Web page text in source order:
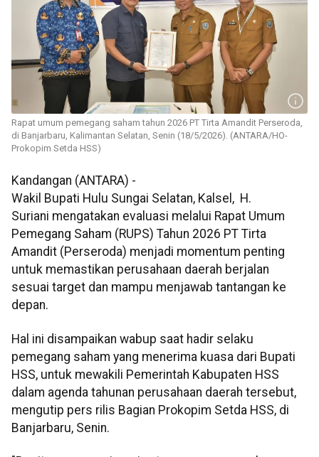
Rapat umum pemegang saham tahun 2026 PT Tirta Amandit Perseroda,
di Banjarbaru, Kalimantan Selatan, Senin (18/5/2026). (ANTARA/HO-
Prokopim Setda HSS)
Kandangan (ANTARA) -
Wakil Bupati Hulu Sungai Selatan, Kalsel, H.
Suriani mengatakan evaluasi melalui Rapat Umum
Pemegang Saham (RUPS) Tahun 2026 PT Tirta
Amandit (Perseroda) menjadi momentum penting
untuk memastikan perusahaan daerah berjalan
sesuai target dan mampu menjawab tantangan ke
depan.
Hal ini disampaikan wabup saat hadir selaku
pemegang saham yang menerima kuasa dari Bupati
HSS, untuk mewakili Pemerintah Kabupaten HSS
dalam agenda tahunan perusahaan daerah tersebut,
mengutip pers rilis Bagian Prokopim Setda HSS, di
Banjarbaru, Senin.